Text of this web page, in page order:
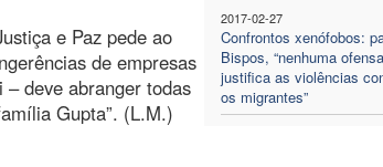
2017-02-27
Confrontos xenófobos:
Bispos, “nenhuma ofensa
justifica as violências
os migrantes”
e Paz pede ao
de empresas
deve abranger todas
Gupta”. (L.M.)